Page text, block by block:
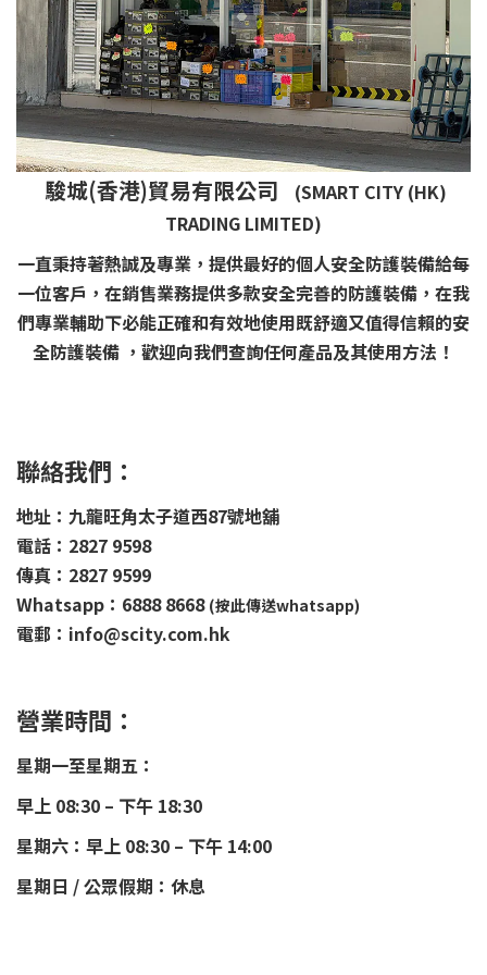
駿城(香港)貿易有限公司
(SMART CITY (HK)
TRADING LIMITED)
一直秉持著熱誠及專業，提供最好的個人安全防護裝備給每
一位客戶，在銷售業務提供多款安全完善的防護裝備，在我
們專業輔助下必能正確和有效地使用既舒適又值得信賴的安
全防護裝備 ，歡迎向我們查詢任何產品及其使用方法！
聯絡我們：
地址：九龍旺角太子道西87號地舖
電話：2827 9598
傳真：2827 9599
Whatsapp：6888 8668 (按此傳送whatsapp)
電郵：info@scity.com.hk
營業時間：
星期一至星期五：
早上 08:30 – 下午 18:30
星期六：早上 08:30 – 下午 14:00
星期日 / 公眾假期：休息